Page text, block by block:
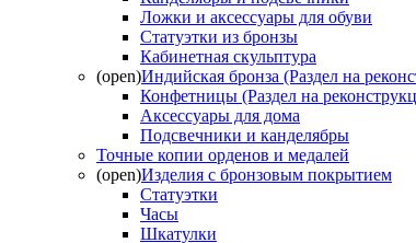
Ложки и аксессуары для обуви
Статуэтки из бронзы
Кабинетная скульптура
(open)Индийская бронза (Раздел на
Конфетницы (Раздел на
Аксессуары для дома
Подсвечники и канделябры
Точные копии орденов и медалей
(open)Изделия с бронзовым покрытием
Статуэтки
Часы
Шкатулки